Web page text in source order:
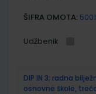
ŠIFRA OMOTA:
Udžbenik
DIP IN 3; radna
osnovne škole,